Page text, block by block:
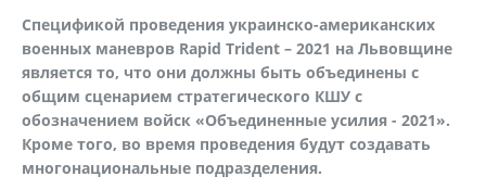
Спецификой проведения украинско-американских
военных маневров Rapid Trident – 2021 на Львовщине
является то, что они должны быть объединены с
общим сценарием стратегического КШУ с
обозначением войск «Объединенные усилия - 2021».
Кроме того, во время проведения будут создавать
многонациональные подразделения.